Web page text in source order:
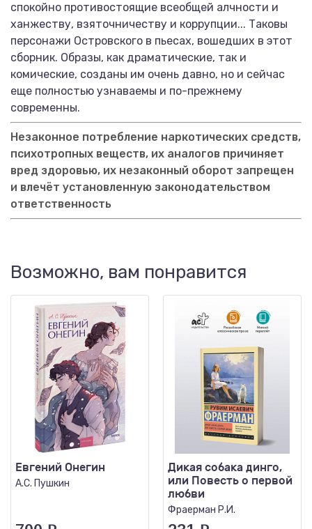
спокойно противостоящие всеобщей алчности и
ханжеству, взяточничеству и коррупции... Таковы
персонажи Островского в пьесах, вошедших в этот
сборник. Образы, как драматические, так и
комические, созданы им очень давно, но и сейчас
еще полностью узнаваемы и по-прежнему
современны.
Незаконное потребление наркотических средств,
психотропных веществ, их аналогов причиняет
вред здоровью, их незаконный оборот запрещен
и влечёт установленную законодательством
ответственность
Возможно, вам понравится
Евгений Онегин
А.С. Пушкин
Дикая собака динго,
или Повесть о первой
любви
Фраерман Р.И.